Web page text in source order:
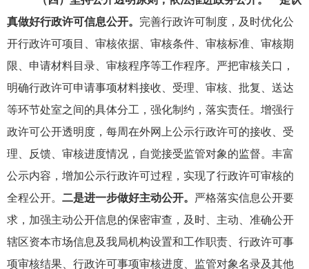
真做好行政许可信息公开。 完善行政许可制度，及时优化公
开行政许可项目、审核依据、审核条件、审核标准、审核期
限、申请材料目录、审核程序等工作程序。严把审核关口，
明确行政许可申请事项材料接收、受理、审核、批复、送达
等环节处室之间的具体分工，强化制约，落实责任。增强行
政许可公开透明度，每周在外网上公示行政许可的接收、受
理、反馈、审核进度情况，自觉接受监管对象的监督。丰富
公示内容，增加公示行政许可过程，实现了行政许可审核的
全程公开。 二是进一步做好主动公开。 严格落实信息公开要
求，加强主动公开信息的保密审查，及时、主动、准确公开
辖区资本市场信息及我局机构设置和工作职责、行政许可事
项审核结果、行政许可事项审核进度、监管对象名录及其他